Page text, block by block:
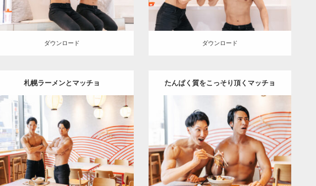
ダウンロード
ダウンロード
ダウンロード
ダウンロード
札幌ラーメンとマッチョ
Update:2025.07.21
Category:ココノススキノのマッチョ
レンジの人
AKIHITO(細マッチョ)
SOSUKE 肩 空気椅子のマッチョ 札幌
（北海道）
ダウンロード
たんぱく質をこっそり頂くマッチョ
2025.07.21
Category:ココノススキノのマッチョ オ
レンジの人 AKIHITO(細マッチョ)
SOSUKE 肩 こっそりプロテイン 札幌
（北海道）
ダウンロード